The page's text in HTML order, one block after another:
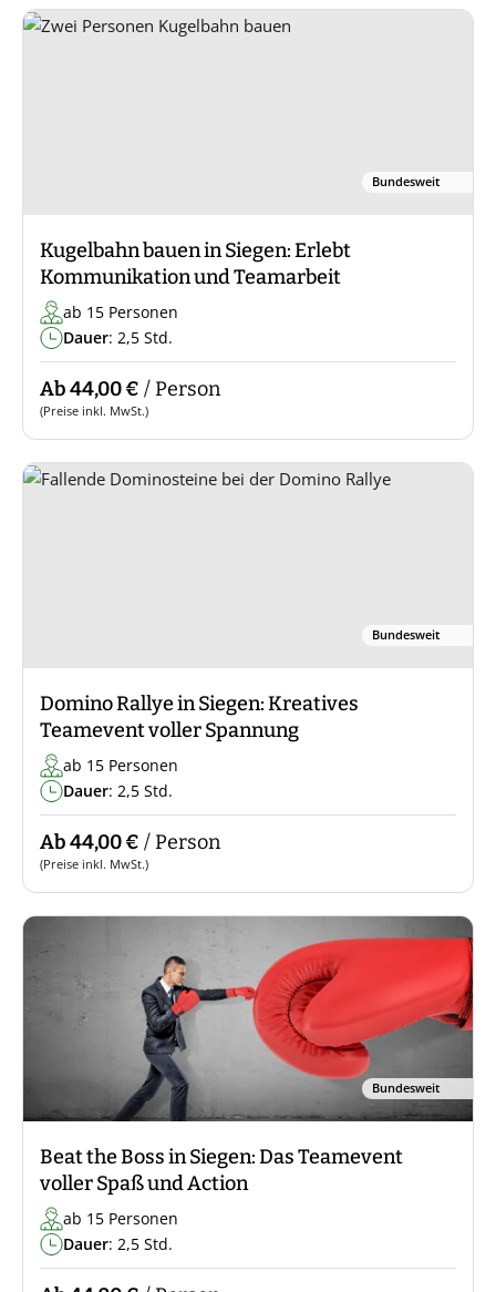
Bundesweit
Kugelbahn bauen in Siegen: Erlebt
Kommunikation und Teamarbeit
ab 15 Personen
Dauer: 2,5 Std.
Ab 44,00 € / Person
(Preise inkl. MwSt.)
Bundesweit
Domino Rallye in Siegen: Kreatives
Teamevent voller Spannung
ab 15 Personen
Dauer: 2,5 Std.
Ab 44,00 € / Person
(Preise inkl. MwSt.)
Bundesweit
Beat the Boss in Siegen: Das Teamevent
voller Spaß und Action
ab 15 Personen
Dauer: 2,5 Std.